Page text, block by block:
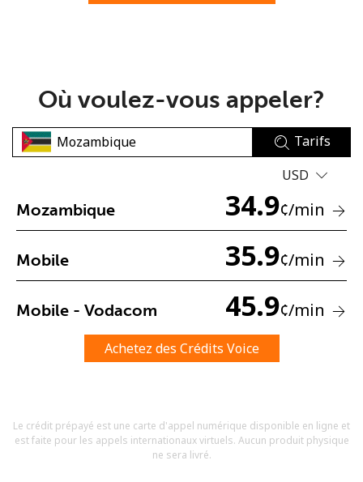
Aucun mot de passe créé
Un numéro
En créant un compte sur ce site, j'accepte les présentes
Conditions générales.
Où voulez-vous appeler?
Tarifs
USD
Mozambique 34.9¢/min
Mobile 35.9¢/min
Mobile - Vodacom 45.9¢/min
Achetez des Crédits Voice
Le crédit prépayé est une carte d'appel numérique disponible en ligne et
est faite pour les appels internationaux virtuels. Aucun produit physique
ne sera livré.